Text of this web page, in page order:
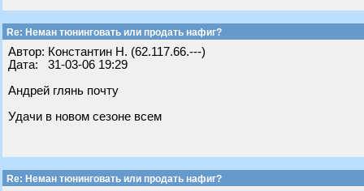
Re: Неман тюнинговать или продать нафиг?
Автор: Константин Н. (62.117.66.---)
Дата: 31-03-06 19:29
Андрей глянь почту
Удачи в новом сезоне всем
Re: Неман тюнинговать или продать нафиг?